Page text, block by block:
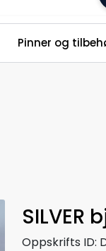
Pinner og
SILVER
Oppskrifts ID: